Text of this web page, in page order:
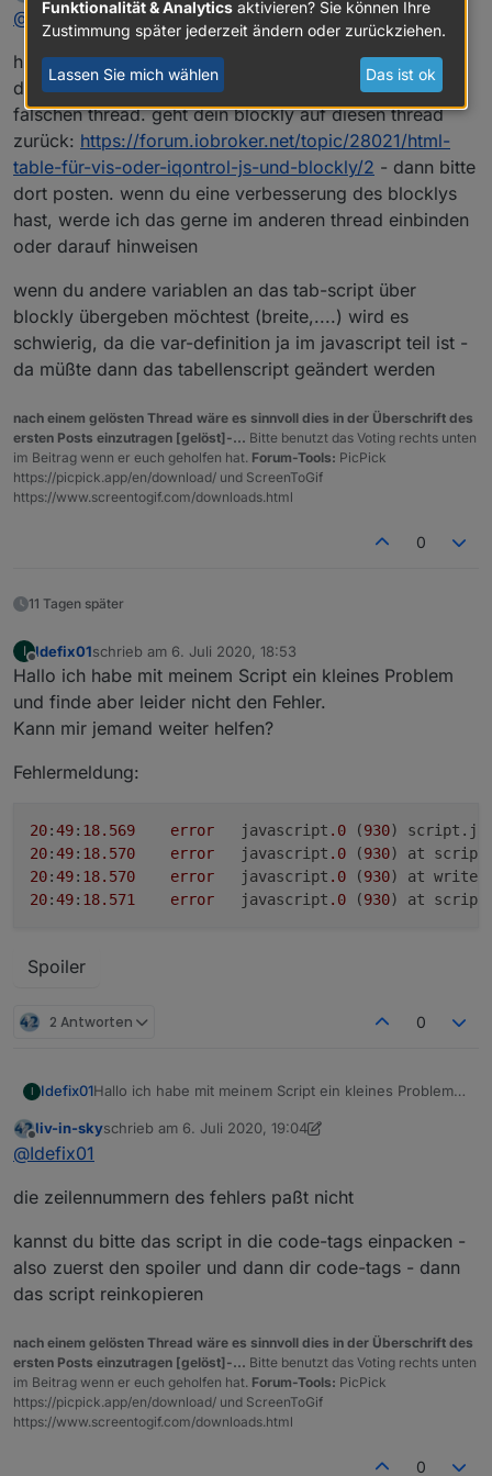
zuverlässig, was die adapter da gebracht haben
Offline
@
Christoph1337
hi
das ist ein energy script - da bist du hier aber im
falschen thread. geht dein blockly auf diesen thread
zurück: https://forum.iobroker.net/topic/28021/html-
table-für-vis-oder-iqontrol-js-und-blockly/2 - dann bitte
dort posten. wenn du eine verbesserung des blocklys
hast, werde ich das gerne im anderen thread einbinden
oder darauf hinweisen
wenn du andere variablen an das tab-script über
blockly übergeben möchtest (breite,....) wird es
schwierig, da die var-definition ja im javascript teil ist -
da müßte dann das tabellenscript geändert werden
nach einem gelösten Thread wäre es sinnvoll dies in der Überschrift des
ersten Posts einzutragen [gelöst]-... Bitte benutzt das Voting rechts unten
im Beitrag wenn er euch geholfen hat. Forum-Tools: PicPick
https://picpick.app/en/download/ und ScreenToGif
https://www.screentogif.com/downloads.html
0
11 Tagen später
I
Offline
Idefix01schrieb am 6. Juli 2020, 18:53
zuletzt editiert von
Hallo ich habe mit meinem Script ein kleines Problem
und finde aber leider nicht den Fehler.
Kann mir jemand weiter helfen?
Fehlermeldung:
20:49: 18.569 error
	javascript
.0 (930)
20:49: 18.570 error
	javascript
.0 (930) at
20:49: 18.570 error
	javascript
.0 (930) at
20:49: 18.571 error
	javascript
.0 (930) at
Spoiler
2 Antworten 0
I Idefix01Hallo ich habe mit meinem Script ein kleines Problem
Kann mir jemand weiter helfen?
Fehlermeldung:
20:49:18.570	error	javascript.0 (930) at
Spoiler
Offline
liv-in-skyschrieb am 6. Juli 2020, 19:04
zuletzt editiert von liv-in-sky 7. Juni 2020, 21:04
@Idefix01
die zeilennummern des fehlers paßt nicht
kannst du bitte das script in die code-tags einpacken -
also zuerst den spoiler und dann dir code-tags - dann
das script reinkopieren
nach einem gelösten Thread wäre es sinnvoll dies in der Überschrift des
ersten Posts einzutragen [gelöst]-... Bitte benutzt das Voting rechts unten
im Beitrag wenn er euch geholfen hat. Forum-Tools: PicPick
https://picpick.app/en/download/ und ScreenToGif
https://www.screentogif.com/downloads.html
0
Funktionalität & Analytics aktivieren? Sie können Ihre
Zustimmung später jederzeit ändern oder zurückziehen.
Lassen Sie mich wählen Das ist ok